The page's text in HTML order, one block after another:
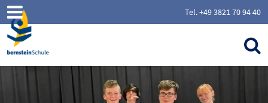
Tel. +49 3821 70 94 40